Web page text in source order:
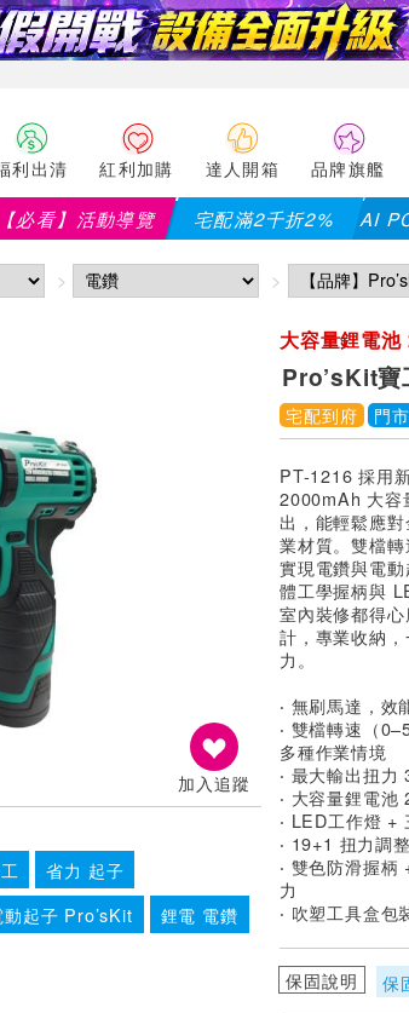
利出清 紅利加購 達人開箱 品牌旗艦
【必看】活動導覽 宅配滿2千折2% AI
加入追蹤
省力 起子
動起子 Pro’sKit
鋰電 電鑽
大容量鋰電
更持久
Pro’sKit
宅配到府 門
PT-1216 採用
2000mAh 大容
出，能輕鬆應
業材質。雙檔
實現電鑽與電
體工學握柄與
室內裝修都得
計，專業收納
力。
‧ 無刷馬達，效
‧ 雙檔轉速（
多種作業情境
‧ 最大輸出扭力
‧ 大容量鋰電池
‧ LED工作燈 +
‧ 19+1 扭力調
‧ 雙色防滑握柄
力
‧ 吹塑工具盒包
保固說明 保